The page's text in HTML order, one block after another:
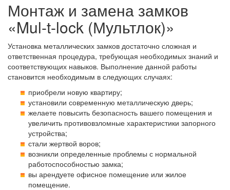
Монтаж и замена замков
«Mul-t-lock (Мультлок)»
Установка металлических замков достаточно сложная и
ответственная процедура, требующая необходимых знаний и
соответствующих навыков. Выполнение данной работы
становится необходимым в следующих случаях:
приобрели новую квартиру;
установили современную металлическую дверь;
желаете повысить безопасность вашего помещения и
увеличить противовзломные характеристики запорного
устройства;
стали жертвой воров;
возникли определенные проблемы с нормальной
работоспособностью замка;
вы арендуете офисное помещение или жилое
помещение.